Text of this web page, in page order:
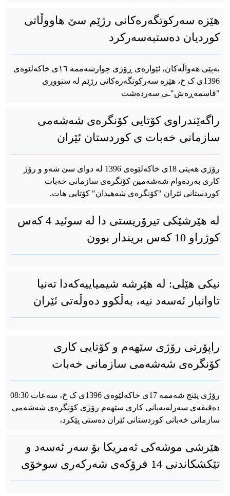
هێزە سەرکوتگەرەکانی رژێم سێ هاووڵاتی
کوردیان دەستبەسەرکرد
بەپێی هەواڵەکان، ئێوارەی ڕۆژی چوارشەممە ١٦ی خاکەلێوەی
1396ی ک خ، هێزە سەرکوتگەرەکانی رژێم لە سنووری
"قاسمەڕەش"ـی سەردەشت
راگەێندراوی کۆتایی کۆنگرەی شەشەمی
سازمانی خەبات ی کوردستان ئێران
رۆژی هەینی 18ی خاکەلێوەی 1396 لە دوای سێ شەو و رۆژ
کاری بەردەوام شەشەمین کۆنگرەی سازمانی خەبات
کوردستانی ئێران "کۆنگرەی شەهیدان" کۆتایی هات.
لە هێرشێکی تیرۆریستی دا لە سوئید 4 کەس
کوژراو 10 کەس بریندار بوون
نیکی هێلی: لە هێرشە شیمیاییەکەدا تەنیا
تاوانبار ئەسەد نیە، بەڵکوو دەوڵەتی ئێران
راپۆرتی رۆژی سێهەم و کۆتایی کاری
کۆنگرەی شەشەمی سازمانی خەبات
رۆژی پێنج شەممە 17ی خاکەلێوەی 1396ی ک خ، سەعات 08:30
دەقیقەی سەرلەبەیانی کاری سێهەم رۆژی کۆنگرەی شەشەمی
سازمانی خەباتی کوردستانی ئێران دەستی پێکرد،
هێرشی موشەکی ئەمریکا بۆ سەر ئەسەد و
تێکشکاندنی 14 فرۆکەی شەرکەری سوخۆی